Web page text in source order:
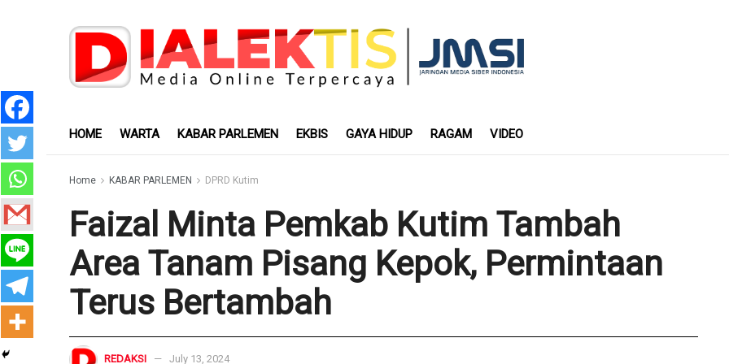
HOME WARTA KABAR PARLEMEN EKBIS GAYA HIDUP RAGAM VIDEO
Home KABAR PARLEMEN DPRD Kutim
Faizal Minta Pemkab Kutim Tambah
Area Tanam Pisang Kepok, Permintaan
Terus Bertambah
REDAKSI July 13, 2024